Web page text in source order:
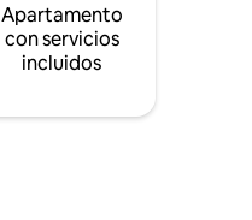
Apartamento
con servicios
incluidos